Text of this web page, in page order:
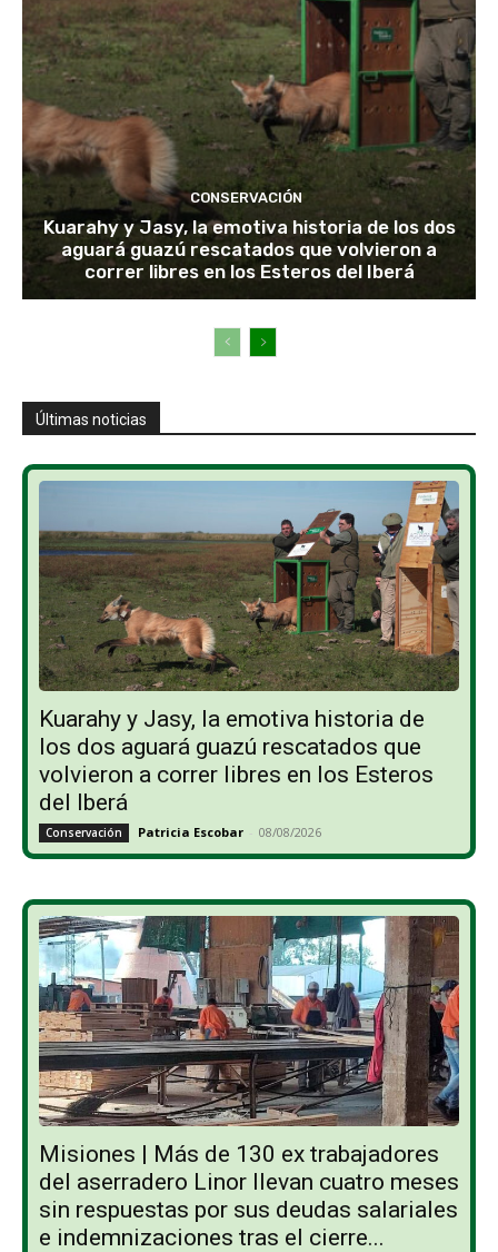
CONSERVACIÓN
Kuarahy y Jasy, la emotiva historia de los dos
aguará guazú rescatados que volvieron a
correr libres en los Esteros del Iberá
Últimas noticias
Kuarahy y Jasy, la emotiva historia de
los dos aguará guazú rescatados que
volvieron a correr libres en los Esteros
del Iberá
Conservación Patricia Escobar - 08/08/2026
Misiones | Más de 130 ex trabajadores
del aserradero Linor llevan cuatro meses
sin respuestas por sus deudas salariales
e indemnizaciones tras el cierre...